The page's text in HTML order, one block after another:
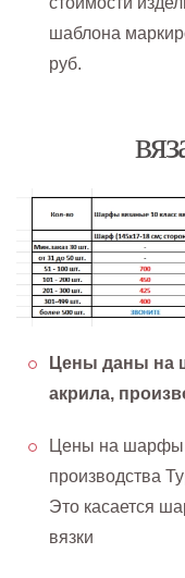
шаблона
руб.
Цены даны на
акрила,
Цены на шарфы,
производства
Это касается
вязки